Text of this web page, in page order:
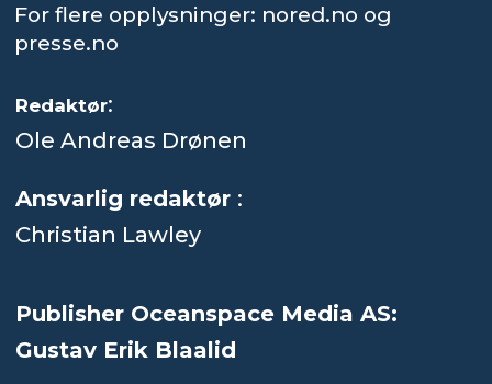
For flere opplysninger: nored.no og
presse.no
Redaktør:
Ole Andreas Drønen
Ansvarlig redaktør :
Christian Lawley
Publisher Oceanspace Media AS:
Gustav Erik Blaalid